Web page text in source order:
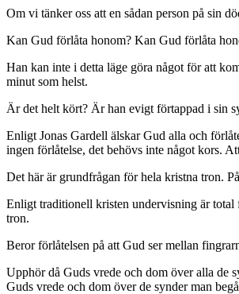
Om vi tänker oss att en sådan person på sin
Kan Gud förlåta honom? Kan Gud förlåta
Han kan inte i detta läge göra något för att
minut som helst.
Är det helt kört? Är han evigt förtappad i sin
Enligt Jonas Gardell älskar Gud alla och
ingen förlåtelse, det behövs inte något kors.
Det här är grundfrågan för hela kristna tron.
Enligt traditionell kristen undervisning är total
tron.
Beror förlåtelsen på att Gud ser mellan
Upphör då Guds vrede och dom över alla de
Guds vrede och dom över de synder man